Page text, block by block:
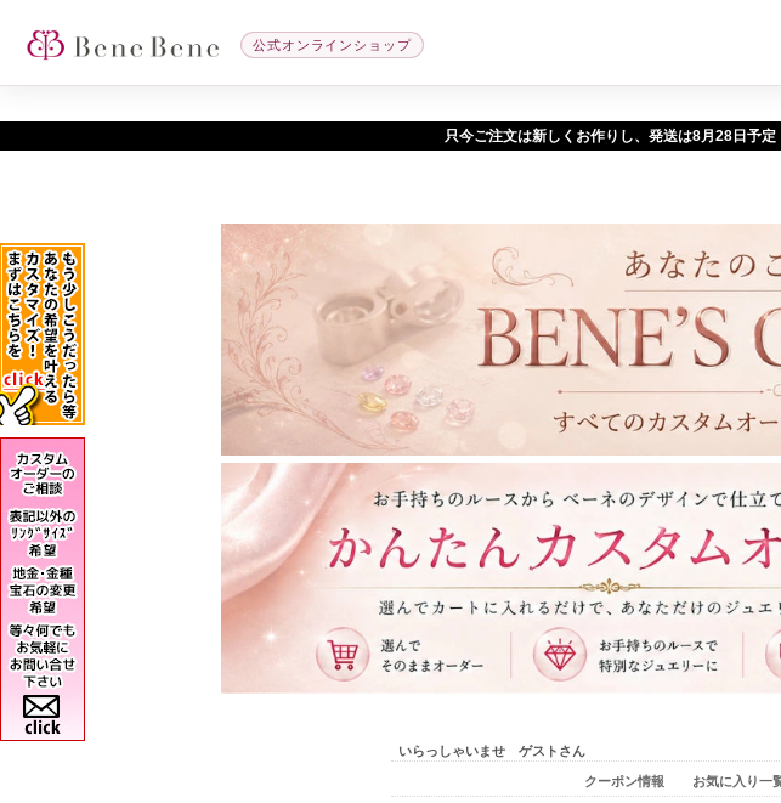
只今ご注文は新しくお作りし、発送は 予定
公式オンラインショップ
いらっしゃいませ ゲストさん
クーポン情報 お気に入り一